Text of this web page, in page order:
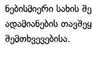
ნებისმიერი სახის
ადამიანების
შემთხვევებისა.